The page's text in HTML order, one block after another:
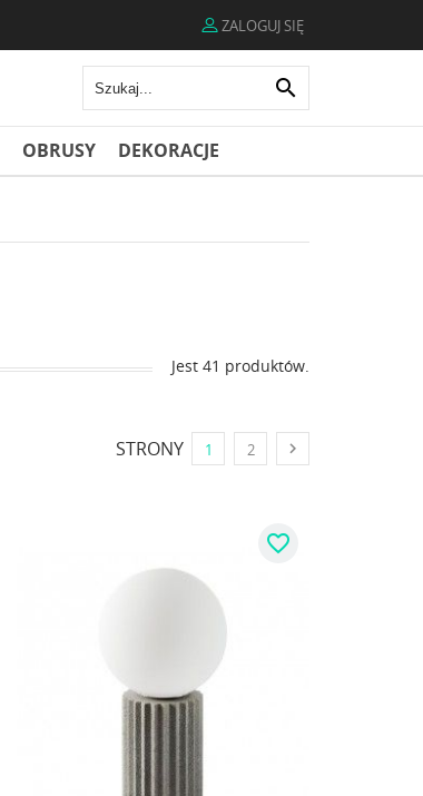
ZALOGUJ SIĘ

OBRUSY DEKORACJE
Jest 41 produktów.
STRONY 1 2 
favorite_border